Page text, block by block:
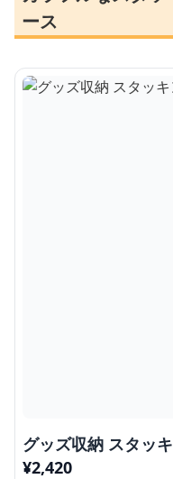
ース
グッズ収納 スタッ
¥2,420